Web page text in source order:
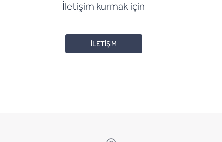
İletişim kurmak için
İLETİŞİM